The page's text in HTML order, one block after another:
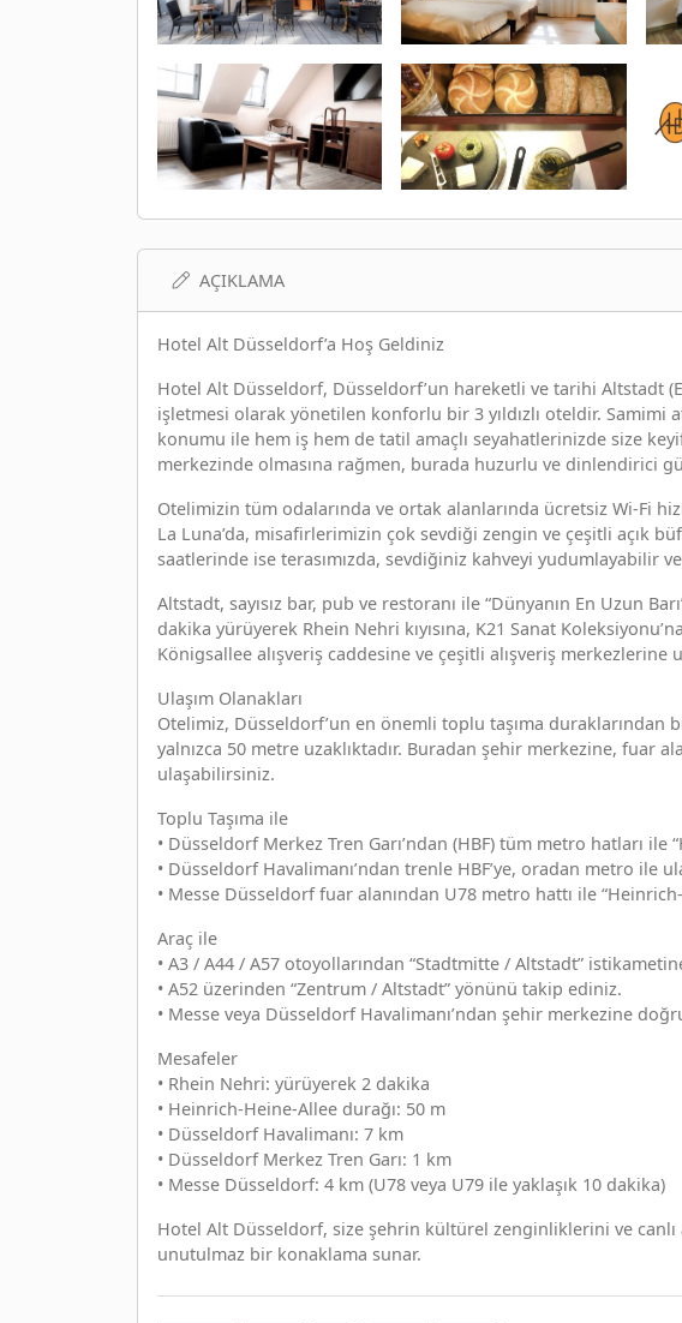
AÇIKLAMA
Hotel Alt Düsseldorf’a Hoş Geldiniz
Hotel Alt Düsseldorf, Düsseldorf’un hareketli ve tarihi Altstadt
işletmesi olarak yönetilen konforlu bir 3 yıldızlı oteldir.
konumu ile hem iş hem de tatil amaçlı seyahatlerinizde size
merkezinde olmasına rağmen, burada huzurlu ve dinlendirici
Otelimizin tüm odalarında ve ortak alanlarında ücretsiz Wi-Fi
La Luna’da, misafirlerimizin çok sevdiği zengin ve çeşitli açık
saatlerinde ise terasımızda, sevdiğiniz kahveyi yudumlayabilir
Altstadt, sayısız bar, pub ve restoranı ile “Dünyanın En Uzun
dakika yürüyerek Rhein Nehri kıyısına, K21 Sanat
Königsallee alışveriş caddesine ve çeşitli alışveriş merkezlerine
Ulaşım Olanakları
Otelimiz, Düsseldorf’un en önemli toplu taşıma
yalnızca 50 metre uzaklıktadır. Buradan şehir merkezine, fuar
ulaşabilirsiniz.
Toplu Taşıma ile
• Düsseldorf Merkez Tren Garı’ndan (HBF) tüm metro hatları
• Düsseldorf Havalimanı’ndan trenle HBF’ye, oradan metro ile
• Messe Düsseldorf fuar alanından U78 metro hattı ile
Araç ile
• A3 / A44 / A57 otoyollarından “Stadtmitte / Altstadt”
• A52 üzerinden “Zentrum / Altstadt” yönünü takip ediniz.
• Messe veya Düsseldorf Havalimanı’ndan şehir merkezine
Mesafeler
• Rhein Nehri: yürüyerek 2 dakika
• Heinrich-Heine-Allee durağı: 50 m
• Düsseldorf Havalimanı: 7 km
• Düsseldorf Merkez Tren Garı: 1 km
• Messe Düsseldorf: 4 km (U78 veya U79 ile yaklaşık 10 dakika)
Hotel Alt Düsseldorf, size şehrin kültürel zenginliklerini ve
unutulmaz bir konaklama sunar.